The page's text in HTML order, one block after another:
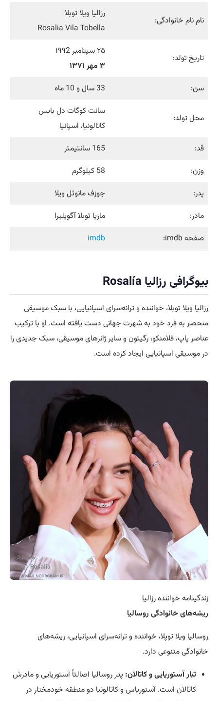
نام نام خانوادگی:
رزالیا ویلا توبلا
Rosalia Vila Tobella
تاریخ تولد:
۲۵ سپتامبر ۱۹۹2
۳ مهر ۱۳۷۱
سن:
33 سال و 10 ماه
محل تولد:
سانت کوگات دل بایس
کاتالونیا، اسپانیا
قد:
165 سانتیمتر
وزن:
58 کیلوگرم
پدر:
جوزف مانوئل ویلا
مادر:
ماریا توبلا آگویلیرا
صفحه imdb:
imdb
بیوگرافی رزالیا Rosalía
رزالیا ویلا توبلا، خواننده و ترانه‌سرای اسپانیایی، با سبک موسیقی
منحصر به فرد خود به شهرت جهانی دست یافته است. او با ترکیب
عناصر پاپ، فلامنکو، رگیتون و سایر ژانرهای موسیقی، سبک جدیدی را
در موسیقی اسپانیایی ایجاد کرده است.
زندگینامه خواننده رزالیا
ریشه‌های خانوادگی روسالیا
روسالیا ویلا توپلا، خواننده و ترانه‌سرای اسپانیایی، ریشه‌های
خانوادگی متنوعی دارد.
تبار آستوریایی و کاتالان: پدر روسالیا اصالتاً آستوریایی و مادرش
کاتالان است. آستوریاس و کاتالونیا دو منطقه خودمختار در